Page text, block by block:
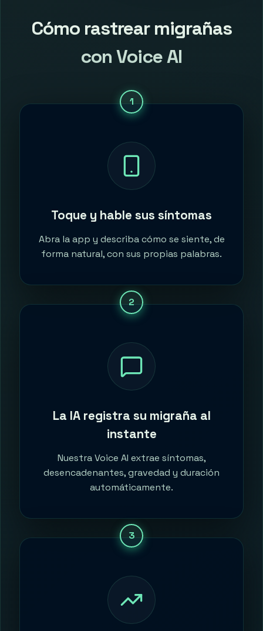
Cómo rastrear migrañas
con Voice AI
1
Toque y hable sus síntomas
Abra la app y describa cómo se siente, de
forma natural, con sus propias palabras.
2
La IA registra su migraña al
instante
Nuestra Voice AI extrae síntomas,
desencadenantes, gravedad y duración
automáticamente.
3